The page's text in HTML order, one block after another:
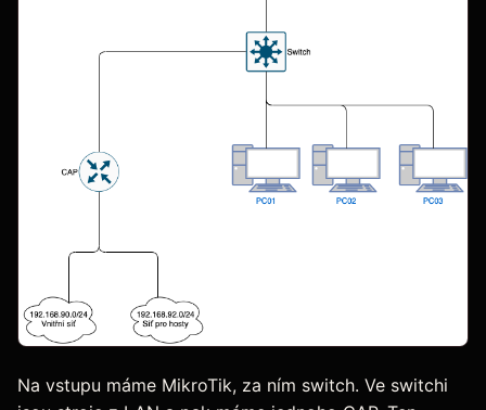
Na vstupu máme MikroTik, za ním switch. Ve switchi